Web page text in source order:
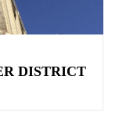
DISTRICT